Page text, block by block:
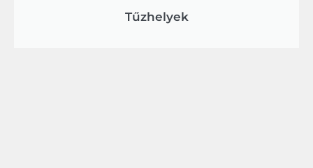
Tűzhelyek